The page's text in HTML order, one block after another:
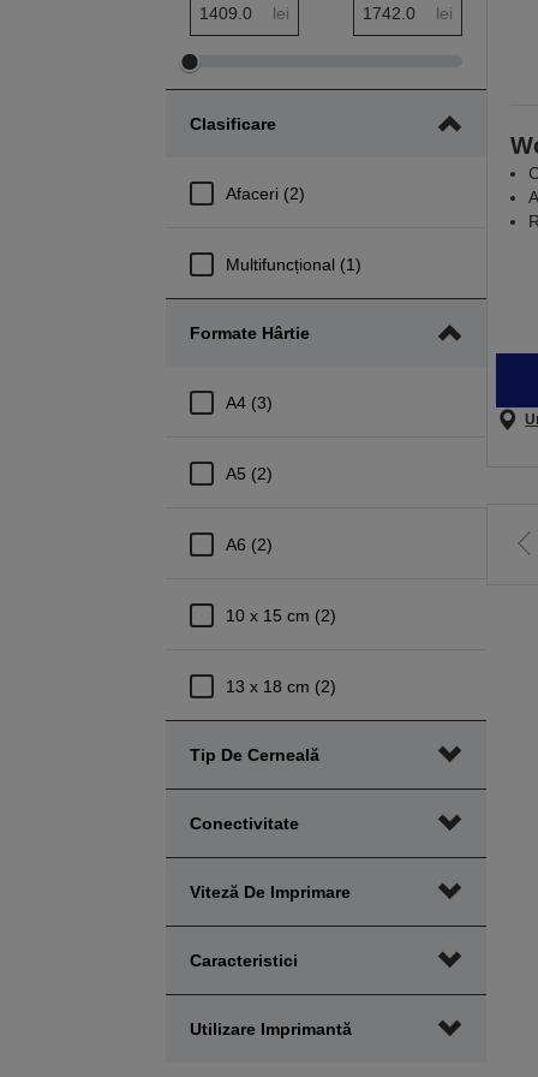
lei lei
Ajustare
minim
Ajustare
maxim
Clasificare
Afaceri (2)
Multifuncțional (1)
Formate Hârtie
A4 (3)
A5 (2)
A6 (2)
10 x 15 cm (2)
13 x 18 cm (2)
Tip De Cerneală
Conectivitate
Viteză De Imprimare
Caracteristici
Utilizare Imprimantă